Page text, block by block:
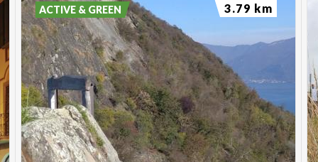
ACTIVE & GREEN 3.79 km